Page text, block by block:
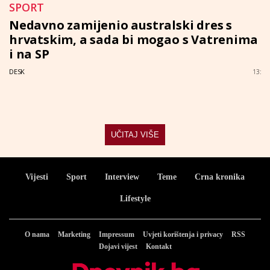
SPORT
Nedavno zamijenio australski dres s
hrvatskim, a sada bi mogao s Vatrenima
i na SP
DESK 13:
UČITAJ VIŠE
Vijesti Sport Interview Teme Crna kronika
Lifestyle
O nama Marketing Impressum Uvjeti korištenja i privacy
RSS
Dojavi vijest
Kontakt